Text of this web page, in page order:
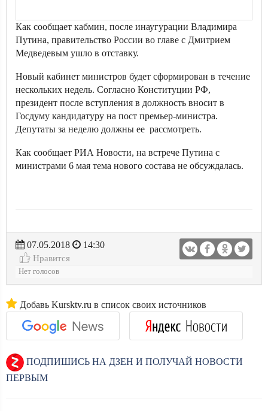
Как сообщает кабмин, после инаугурации Владимира
Путина, правительство России во главе с Дмитрием
Медведевым ушло в отставку.
Новый кабинет министров будет сформирован в течение
нескольких недель. Согласно Конституции РФ,
президент после вступления в должность вносит в
Госдуму кандидатуру на пост премьер-министра.
Депутаты за неделю должны ее рассмотреть.
Как сообщает РИА Новости, на встрече Путина с
министрами 6 мая тема нового состава не обсуждалась.
07.05.2018
14:30
Нравится
Нет голосов
Добавь Kursktv.ru в список своих источников
ПОДПИШИСЬ НА ДЗЕН И ПОЛУЧАЙ НОВОСТИ
ПЕРВЫМ